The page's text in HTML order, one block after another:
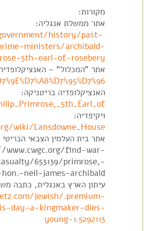
מקורות:
אתר ממשלת אנגליה:
history/past-
ministers/archibald-
5th-earl-of-rosebery
אתר "המכלול" –
האנציקלופדיה בריטניקה:
ויקיפדיה:
wiki/Lansdowne_House
אתר בית העלמין הצבאי
find-war-
653139/primrose,-
neil-james-archibald/
עיתון הארץ באנגלית, כתבה משנת
jewish/.premium-
day-a-kingmaker-dies-
young-1.5292113